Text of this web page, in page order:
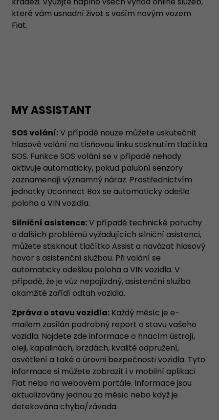
které vám usnadní život s vaším novým vozem
Fiat.
MY ASSISTANT
SOS volání:V případě nouze můžete uskutečnit
hlasové volání na tísňovou linku stisknutím tlačítka
SOS. Funkce SOS volání se v případě nehody
aktivuje automaticky, pokud palubní senzory
zaznamenají významný náraz. Prostřednictvím
jednotky Uconnect Box se automaticky odešle
poloha a VIN vozidla.
Silniční asistence:V případě technické poruchy
a dalších problémů vyžadujících silniční asistenci,
můžete stisknout tlačítko Assist a navázat hlasový
hovor s asistenční službou. Při volání se
automaticky odešlou poloha a VIN vozidla. V
případě, že je vůz nepojízdný, asistenční služba
okamžitě zařídí odtah vozidla.
Zpráva o stavu vozidla: Každý měsíc je e-
mailem zasílán podrobný report o stavu vašeho
vozidla. Najdete zde informace o hnacím ústrojí,
oleji, kapalinách, brzdách, kvalitě odpružení,
osvětlení a také o úrovni bezpečnosti vozidla. Tyto
informace si můžete zobrazit i v mobilní aplikaci
Fiat nebo na webovém portále. Informace jsou
aktualizovány jednou za měsíc nebo když je
detekována chyba/závada.